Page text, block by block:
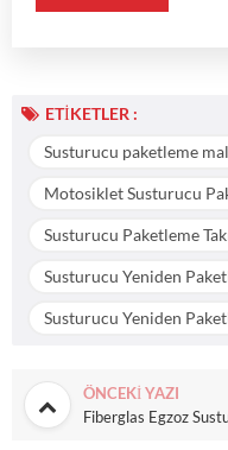
ETIKETLER :
Susturucu paketleme
Motosiklet Susturucu
Susturucu Paketleme
Susturucu Yeniden
Susturucu Yeniden
ÖNCEKI YAZI
Fiberglas Egzoz